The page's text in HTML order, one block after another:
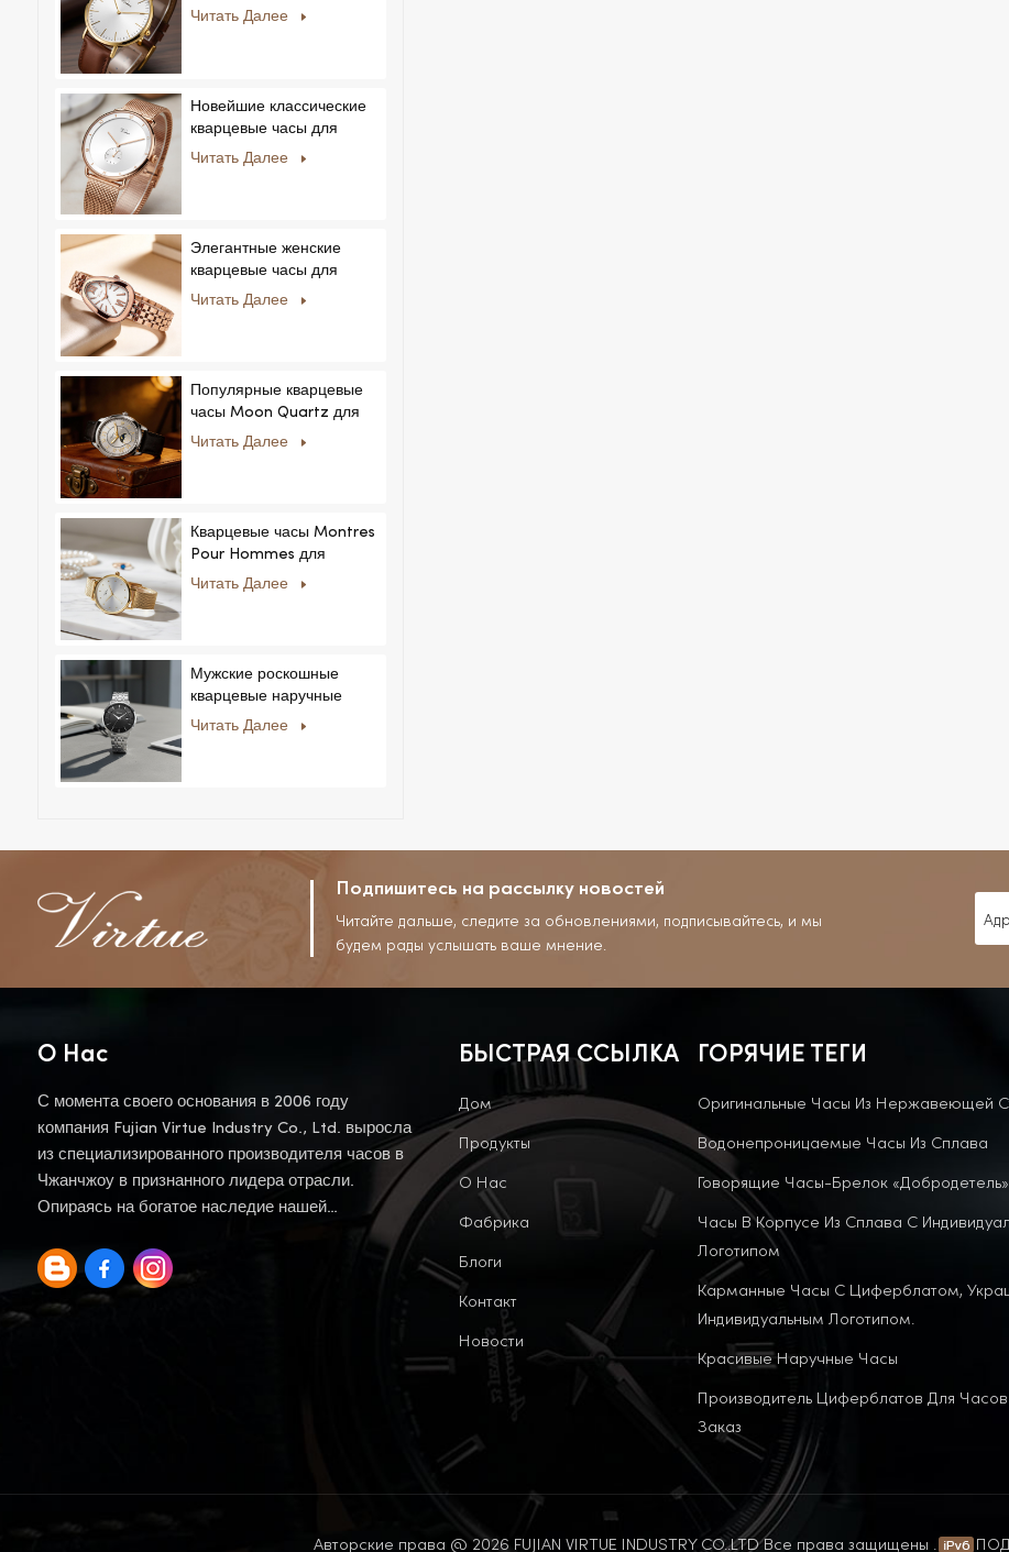
люкс с корпусом из
Читать Далее
Новейшие классические
кварцевые часы для
мужчин:
мужчин и женщин.
Читать Далее
Элегантные женские
кварцевые часы для
частных и эксклюзивных
Читать Далее
Популярные кварцевые
часы Moon Quartz для
бизнеса, простые и
Читать Далее
Кварцевые часы Montres
Pour Hommes для
мужчин и женщин,
стразами, новый
специальный циферблат.
Читать Далее
Мужские роскошные
кварцевые наручные
часы с ремешком из
Читать Далее
Подпишитесь на рассылку новостей
Читайте дальше, следите за обновлениями, подписывайтесь, и мы
будем рады услышать ваше мнение.
О Нас
С момента своего основания в 2006 году
компания Fujian Virtue Industry Co., Ltd. выросла
из специализированного производителя часов в
Чжанчжоу в признанного лидера отрасли.
Опираясь на богатое наследие нашей
традицию.
БЫСТРАЯ ССЫЛКА
Дом
Продукты
О Нас
Фабрика
Блоги
Контакт
Новости
ГОРЯЧИЕ ТЕГИ
Оригинальные Часы Из Нержавеющей
Водонепроницаемые Часы Из Сплава
Говорящие Часы-Брелок «Добродетель»
Часы В Корпусе Из Сплава С
Логотипом
Карманные Часы С Циферблатом,
Индивидуальным Логотипом.
Красивые Наручные Часы
Производитель Циферблатов Для
Заказ
Авторские права @ 2026 FUJIAN VIRTUE INDUSTRY CO..LTD Все права защищены .